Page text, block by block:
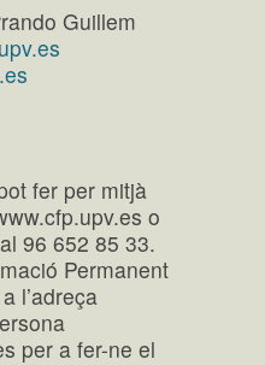
Guillem
fer per mitjà
o
96 652 85 33.
Permanent
l’adreça
per a fer-ne el